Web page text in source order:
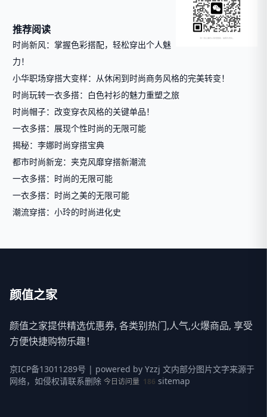
推荐阅读
时尚新风：掌握色彩搭配，轻松穿出个人魅
力！
小华职场穿搭大变样：从休闲到时尚商务风格的完美转变！
时尚玩转一衣多搭：白色衬衫的魅力重塑之旅
时尚帽子：改变穿衣风格的关键单品！
一衣多搭：展现个性时尚的无限可能
揭秘：李娜时尚穿搭宝典
都市时尚新宠：夹克风靡穿搭新潮流
一衣多搭：时尚的无限可能
一衣多搭：时尚之美的无限可能
潮流穿搭：小玲的时尚进化史
颜值之家
颜值之家提供精选优惠券, 各类别热门,人气,火爆商品, 享受
方便快捷购物乐趣！
京ICP备13011289号 | powered by Yzzj 文内部分图片文字来源于
网络，如侵权请联系删除 今日访问量 186 sitemap